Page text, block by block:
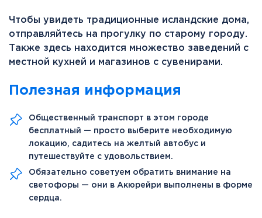
Чтобы увидеть традиционные исландские дома,
отправляйтесь на прогулку по старому городу.
Также здесь находится множество заведений с
местной кухней и магазинов с сувенирами.
Полезная информация
Общественный транспорт в этом городе
бесплатный — просто выберите необходимую
локацию, садитесь на желтый автобус и
путешествуйте с удовольствием.
Обязательно советуем обратить внимание на
светофоры — они в Акюрейри выполнены в форме
сердца.